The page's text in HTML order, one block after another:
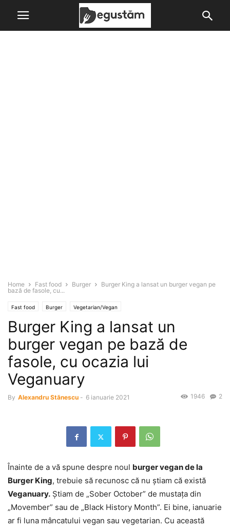
Home Fast food Burger
Burger King a lansat un burger vegan pe
bază de fasole, cu...
Fast food Burger Vegetarian/Vegan
Burger King a lansat un
burger vegan pe bază de
fasole, cu ocazia lui
Veganuary
By Alexandru Stănescu - 6 ianuarie 2021 2
1946
Înainte de a vă spune despre noul burger vegan de la
Burger King, trebuie să recunosc că nu ştiam că există
Veganuary. Ştiam de „Sober October” de mustaţa din
„Movember” sau de „Black History Month”. Ei bine, ianuarie
ar fi luna mâncatului vegan sau vegetarian. Cu această